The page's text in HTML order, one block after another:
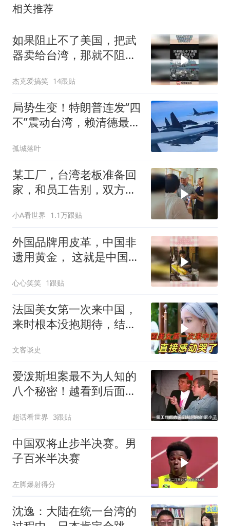
相关推荐
如果阻止不了美国，把武
器卖给台湾，那就不阻止
杰克爱搞笑 14跟贴
局势生变！特朗普连发“四
不”震动台湾，赖清德最大
孤城落叶
某工厂，台湾老板准备回
家，和员工告别，双方依
小A看世界 1.1万跟贴
外国品牌用皮革，中国非
遗用黄金， 这就是中国手
心心笑笑 1跟贴
法国美女第一次来中国，
来时根本没抱期待，结果
文客谈史
爱泼斯坦案最不为人知的
八个秘密！越看到后面越
超话看世界 3跟贴
中国双将止步半决赛。男
子百米半决赛
左脚爆射得分
沈逸：大陆在统一台湾的